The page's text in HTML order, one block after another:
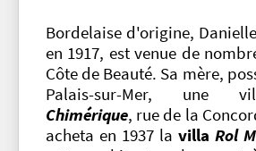
Bordelaise d'origine,
en 1917, est venue de
Côte de Beauté. Sa mère,
Palais-sur-Mer, une
Chimérique, rue de la
acheta en 1937 la villa Rol